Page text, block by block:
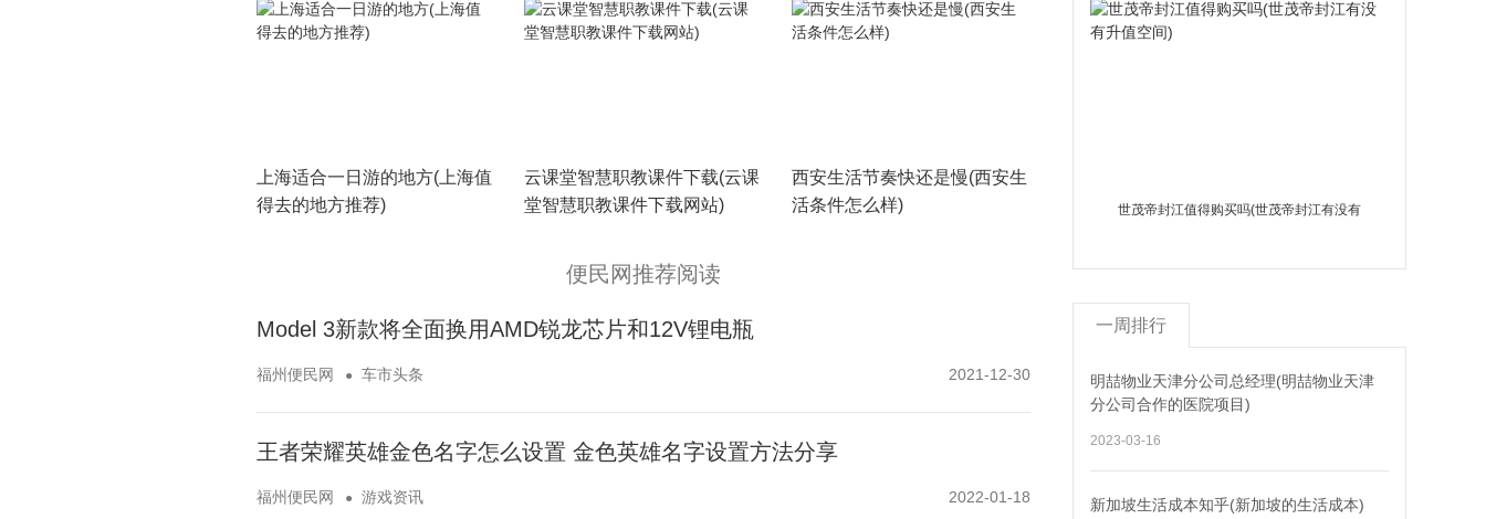
上海适合一日游的地方(上海值
得去的地方推荐)
云课堂智慧职教课件下载(云课
堂智慧职教课件下载网站)
西安生活节奏快还是慢(西安生
活条件怎么样)
便民网推荐阅读
Model 3新款将全面换用AMD锐龙芯片和12V锂电瓶
福州便民网 车市头条 2021-12-30
王者荣耀英雄金色名字怎么设置 金色英雄名字设置方法分享
福州便民网 游戏资讯 2022-01-18
世茂帝封江值得购买吗(世茂帝封江有没有
一周排行
明喆物业天津分公司总经理(明喆物业天津
分公司合作的医院项目)
2023-03-16
新加坡生活成本知乎(新加坡的生活成本)